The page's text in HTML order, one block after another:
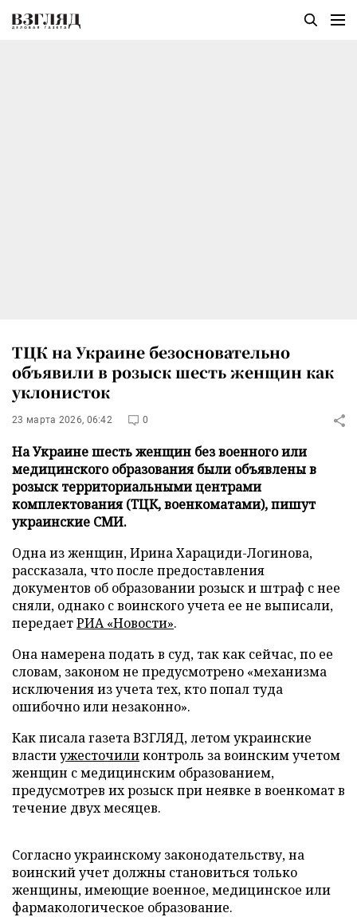
ТЦК на Украине безосновательно
объявили в розыск шесть женщин как
уклонисток
23 марта 2026, 06:42 0
На Украине шесть женщин без военного или
медицинского образования были объявлены в
розыск территориальными центрами
комплектования (ТЦК, военкоматами), пишут
украинские СМИ.
Одна из женщин, Ирина Харациди-Логинова,
рассказала, что после предоставления
документов об образовании розыск и штраф с нее
сняли, однако с воинского учета ее не выписали,
передаетРИА «Новости».
Она намерена подать в суд, так как сейчас, по ее
словам, законом не предусмотрено «механизма
исключения из учета тех, кто попал туда
ошибочно или незаконно».
Как писала газета ВЗГЛЯД, летом украинские
властиужесточиликонтроль за воинским учетом
женщин с медицинским образованием,
предусмотрев их розыск при неявке в военкомат в
течение двух месяцев.
Согласно украинскому законодательству, на
воинский учет должны становиться только
женщины, имеющие военное, медицинское или
фармакологическое образование.